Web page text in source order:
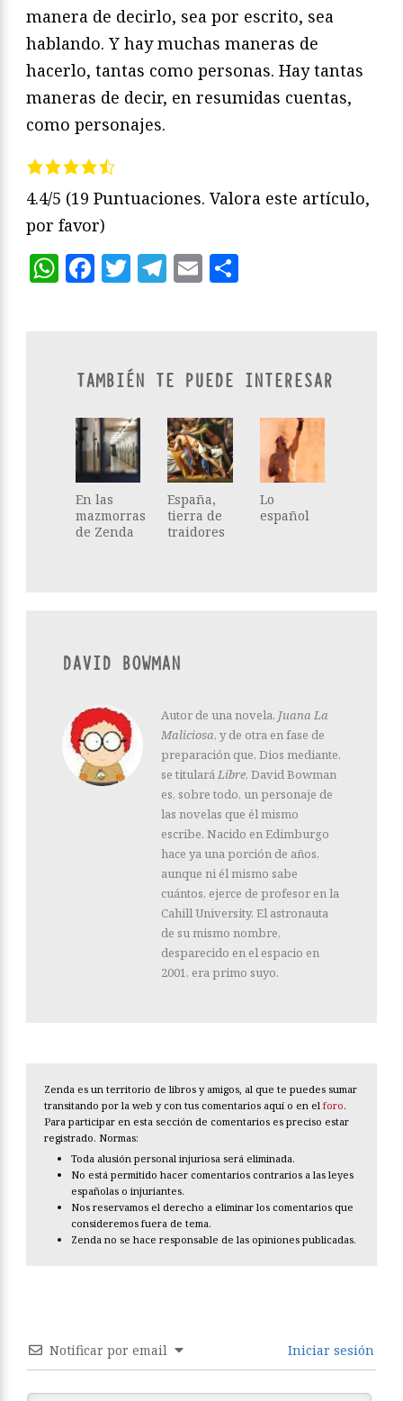
manera de decirlo, sea por escrito, sea
hablando. Y hay muchas maneras de
hacerlo, tantas como personas. Hay tantas
maneras de decir, en resumidas cuentas,
como personajes.
4.4/5 (19 Puntuaciones. Valora este artículo,
por favor)
WhatsApp
Facebook
Twitter
Telegram
Email
TAMBIÉN TE PUEDE INTERESAR
En las
mazmorras
de Zenda
España,
tierra de
traidores
Lo
español
DAVID BOWMAN
Autor de una novela, Juana La
Maliciosa, y de otra en fase de
preparación que, Dios mediante,
se titularáLibre, David Bowman
es, sobre todo, un personaje de
las novelas que él mismo
escribe. Nacido en Edimburgo
hace ya una porción de años,
aunque ni él mismo sabe
cuántos, ejerce de profesor en la
Cahill University. El astronauta
de su mismo nombre,
desparecido en el espacio en
2001, era primo suyo.
Zenda es un territorio de libros y amigos, al que te puedes sumar
transitando por la web y con tus comentarios aquí o en el foro.
Para participar en esta sección de comentarios es preciso estar
registrado. Normas:
Toda alusión personal injuriosa será eliminada.
No está permitido hacer comentarios contrarios a las leyes
españolas o injuriantes.
Nos reservamos el derecho a eliminar los comentarios que
consideremos fuera de tema.
Zenda no se hace responsable de las opiniones publicadas.
Notificar por email Iniciar sesión